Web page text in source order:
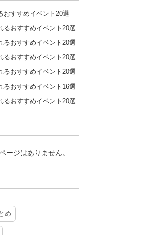
おすすめイベント20選
るおすすめイベント20選
るおすすめイベント20選
るおすすめイベント20選
るおすすめイベント20選
るおすすめイベント16選
るおすすめイベント20選
ージはありません。
め